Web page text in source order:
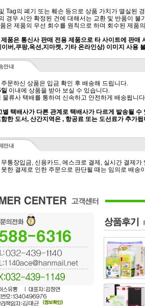
Tag의 폐기 또는 훼손 등으로 상품 가치가 멸실된
경우 시안 확정된 건에 대해서는 교환 및 반품이 불
은 제품의 우선 회수를 원칙으로 하며 회수된 제품
품은 통신사 판매 전용 제품으로 타 사이트에 판매
버,쿠팡,옥션,지마켓, 기타 온라인상) 이미지 사용
문하신 상품은 입금 확인 후 배송해 드립니다.
이내에 상품을 받아 보실 수 있습니다.
물류사 택배를 통하여 신속하고 안전하게 배송됩니
별 택배사가 다른 관계로 택배사가 다르게 발송될 수
한 도서, 산간지역은 , 항공료 또는 도선료가 추가됩
통장입금, 신용카드, 에스크로 결제, 실시간 결제가
한 결제로 인한 주문으로 판단될 때는 임의로 배송